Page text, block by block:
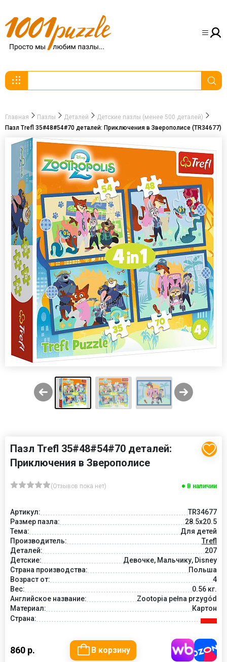
Главная Пазлы Деталей
Детские пазлы (менее 500 деталей)
Пазл Trefl 35#48#54#70 деталей: Приключения в Зверополисе (TR34677)
Пазл Trefl 35#48#54#70 деталей:
Приключения в Зверополисе
(Отзывов пока нет) В наличии
Артикул:
TR34677
Размер пазла:
28.5x20.5
Тема:
Для детей
Производитель:
Trefl
Деталей:
207
Детские:
Девочке, Мальчику, Disney
Страна производства:
Польша
Возраст от:
4
Вес:
0.56 кг.
Английское название:
Zootopia pełna przygód
Материал:
Картон
Страна:
860 р. В корзину